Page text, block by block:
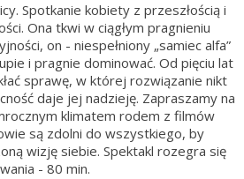
Spotkanie kobiety z przeszłością i
Ona tkwi w ciągłym pragnieniu
on - niespełniony „samiec alfa”
i pragnie dominować. Od pięciu lat
sprawę, w której rozwiązanie nikt
daje jej nadzieję. Zapraszamy na
klimatem rodem z filmów
są zdolni do wszystkiego, by
wizję siebie. Spektakl rozegra się
- 80 min.